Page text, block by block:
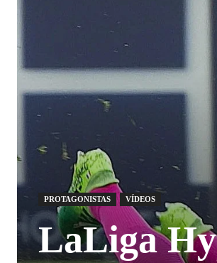
PROTAGONISTAS VÍDEOS
LaLiga